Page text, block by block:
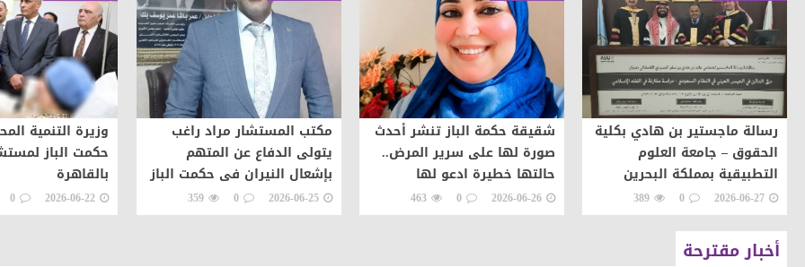
رسالة ماجستير بن هادي بكلية
الحقوق – جامعة العلوم
التطبيقية بمملكة البحرين
2026-06-27
0
389
شقيقة حكمة الباز تنشر أحدث
صورة لها على سرير المرض..
حالتها خطيرة ادعو لها
بالشفاء
2026-06-26
0
463
مكتب المستشار مراد راغب
يتولى الدفاع عن المتهم
بإشعال النيران فى حكمت الباز
2026-06-25
0
359
وزيرة التنمية
حكمت الباز
بالقاهرة
2026-06-22
0
أخبار مقترحة